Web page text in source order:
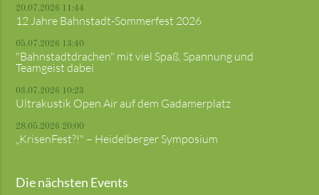
20.07.2026 11:44
12 Jahre Bahnstadt-Sommerfest 2026
05.07.2026 13:40
"Bahnstadtdrachen" mit viel Spaß, Spannung und
Teamgeist dabei
03.07.2026 10:23
Ultrakustik Open Air auf dem Gadamerplatz
28.05.2026 20:00
„KrisenFest?!" – Heidelberger Symposium
Die nächsten Events